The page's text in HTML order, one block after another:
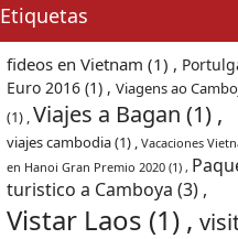
Etiquetas
fideos en Vietnam (1) ,
Euro 2016 (1) , Viagens ao
(1) ,Viajes a Bagan (1) ,
viajes cambodia (1) , Vacaciones
en Hanoi Gran Premio 2020 (1) ,
turistico a Camboya (3) ,
Vistar Laos (1) ,